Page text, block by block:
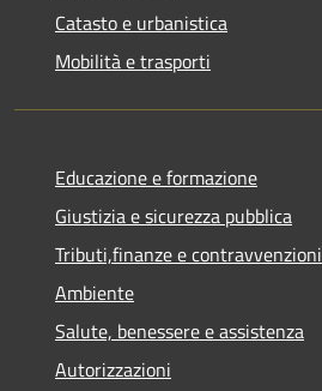
Catasto e urbanistica
Mobilità e trasporti
Educazione e formazione
Giustizia e sicurezza pubblica
Tributi,finanze e contravvenzioni
Ambiente
Salute, benessere e assistenza
Autorizzazioni